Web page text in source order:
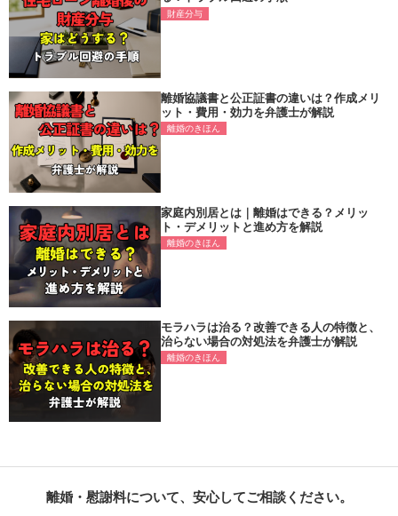
財産分与
離婚協議書と公正証書の違いは？作成メリ
ット・費用・効力を弁護士が解説
離婚のきほん
家庭内別居とは｜離婚はできる？メリッ
ト・デメリットと進め方を解説
離婚のきほん
モラハラは治る？改善できる人の特徴と、
治らない場合の対処法を弁護士が解説
離婚のきほん
離婚・慰謝料について、安心してご相談ください。